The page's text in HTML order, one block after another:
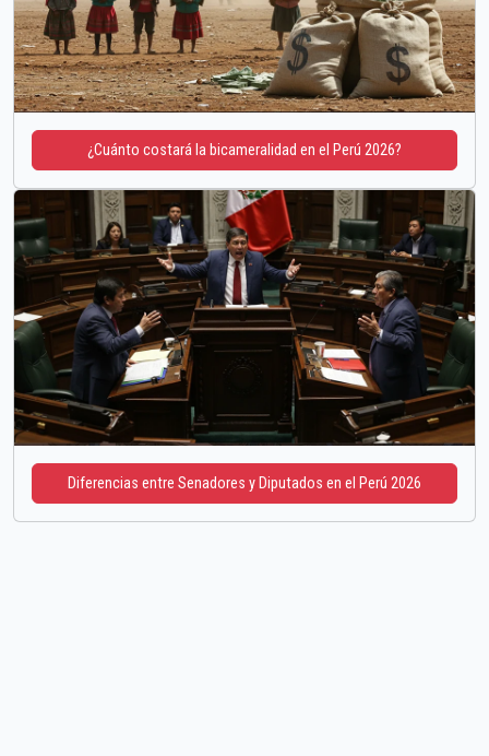
¿Cuánto costará la bicameralidad en el Perú 2026?
Diferencias entre Senadores y Diputados en el Perú 2026